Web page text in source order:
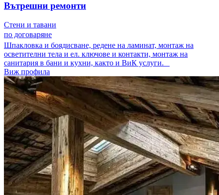
Вътрешни ремонти
Стени и тавани
по договаряне
Шпакловка и боядисване, редене на ламинат, монтаж на
осветителни тела и ел. ключове и контакти, монтаж на
санитария в бани и кухни, както и ВиК услуги.
Виж профила